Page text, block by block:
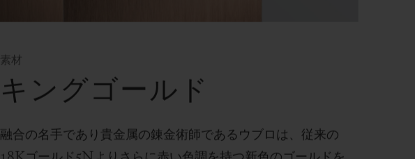
素材
キングゴールド
融合の名手であり貴金属の錬金術師であるウブロは、従来の